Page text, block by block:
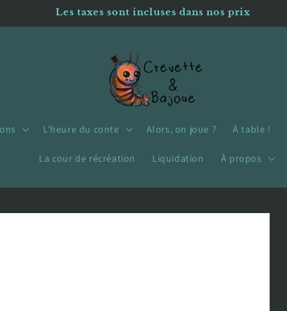
Les taxes sont incluses dans nos prix
L'heure du conte Alors, on joue ? À table !
La cour de récréation Liquidation À propos